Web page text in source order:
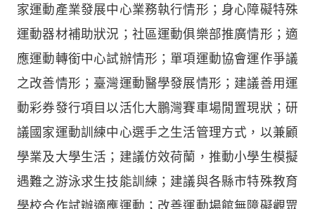
家運動產業發展中心業務執行情形；身心障礙特殊
運動器材補助狀況；社區運動俱樂部推廣情形；適
應運動轉銜中心試辦情形；單項運動協會運作爭議
之改善情形；臺灣運動醫學發展情形；建議善用運
動彩券發行項目以活化大鵬灣賽車場閒置現狀；研
議國家運動訓練中心選手之生活管理方式，以兼顧
學業及大學生活；建議仿效荷蘭，推動小學生模擬
遇難之游泳求生技能訓練；建議與各縣市特殊教育
學校合作試辦適應運動；改善運動場館無障礙觀眾